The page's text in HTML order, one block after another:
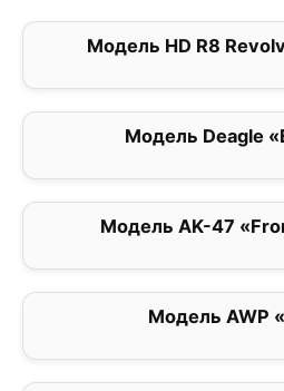
Модель HD R8
Модель Deagle
Модель AK-47
Модель AWP